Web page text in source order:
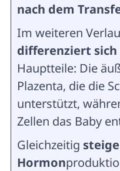
nach dem
Im weiteren
differenziert sich
Hauptteile: Die
Plazenta, die die
unterstützt,
Zellen das Baby
Gleichzeitig
Hormon